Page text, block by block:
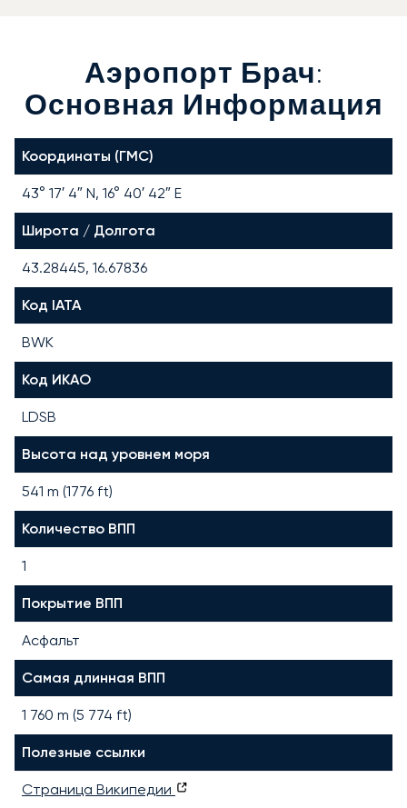
Аэропорт Брач:
Основная Информация
Координаты (ГМС)
43° 17′ 4″ N, 16° 40′ 42″ E
Широта / Долгота
43.28445, 16.67836
Код IATA
BWK
Код ИКАО
LDSB
Высота над уровнем моря
541 m (1776 ft)
Количество ВПП
1
Покрытие ВПП
Асфальт
Самая длинная ВПП
1 760 m (5 774 ft)
Полезные ссылки
Страница Википедии